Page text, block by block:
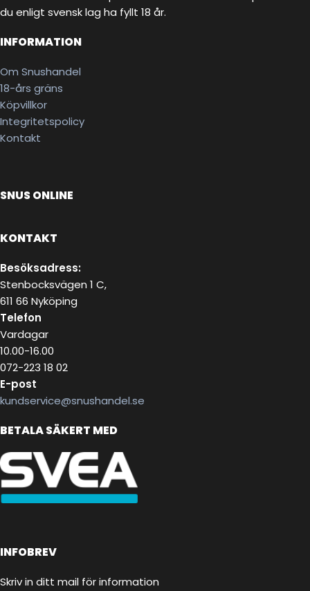
du enligt svensk lag ha fyllt 18 år.
INFORMATION
Om Snushandel
18-års gräns
Köpvillkor
Integritetspolicy
Kontakt
SNUS ONLINE
KONTAKT
Besöksadress:
Stenbocksvägen 1 C,
611 66 Nyköping
Telefon
Vardagar
10.00-16.00
072-223 18 02
E-post
kundservice@snushandel.se
BETALA SÄKERT MED
INFOBREV
Skriv in ditt mail för information